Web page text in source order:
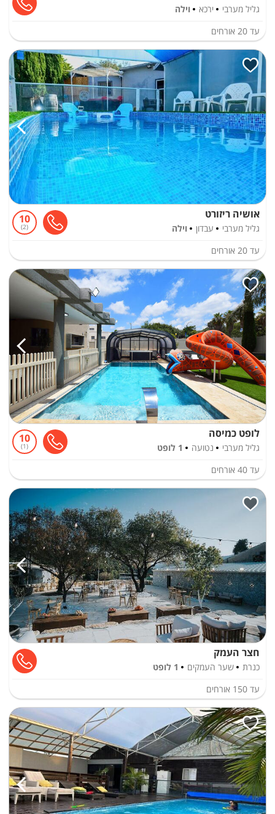
גליל מערבי ירכא
וילה
עד 20 אורחים
אושיה ריזורט
גליל מערבי עבדון וילה
10
2
עד 20 אורחים
לופט כמיסה
גליל מערבי נטועה 1 לופט
10
1
עד 40 אורחים
חצר העמק
כנרת שער העמקים
1 לופט
עד 150 אורחים